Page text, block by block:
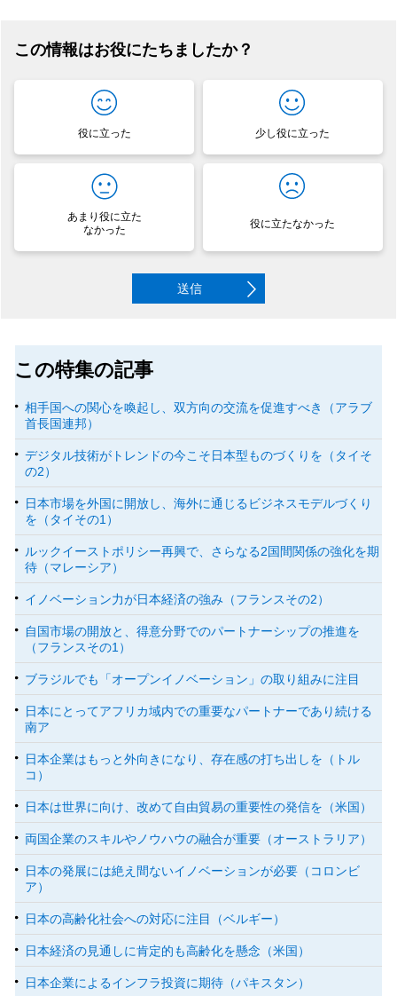
この情報はお役にたちましたか？
役に立った 少し役に立った
あまり役に立た
なかった
役に立たなかった
送信
この特集の記事
相手国への関心を喚起し、双方向の交流を促進すべき（アラブ
首長国連邦）
デジタル技術がトレンドの今こそ日本型ものづくりを（タイそ
の2）
日本市場を外国に開放し、海外に通じるビジネスモデルづくり
を（タイその1）
ルックイーストポリシー再興で、さらなる2国間関係の強化を期
待（マレーシア）
イノベーション力が日本経済の強み（フランスその2）
自国市場の開放と、得意分野でのパートナーシップの推進を
（フランスその1）
ブラジルでも「オープンイノベーション」の取り組みに注目
日本にとってアフリカ域内での重要なパートナーであり続ける
南ア
日本企業はもっと外向きになり、存在感の打ち出しを（トル
コ）
日本は世界に向け、改めて自由貿易の重要性の発信を（米国）
両国企業のスキルやノウハウの融合が重要（オーストラリア）
日本の発展には絶え間ないイノベーションが必要（コロンビ
ア）
日本の高齢化社会への対応に注目（ベルギー）
日本経済の見通しに肯定的も高齢化を懸念（米国）
日本企業によるインフラ投資に期待（パキスタン）